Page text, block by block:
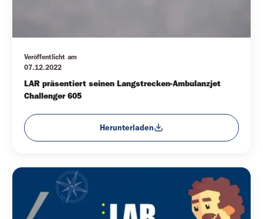
Veröffentlicht am
07.12.2022
LAR präsentiert seinen Langstrecken-Ambulanzjet
Challenger 605
Herunterladen